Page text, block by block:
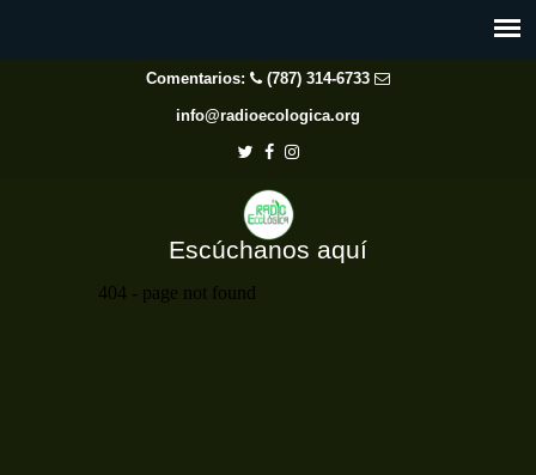
Comentarios: (787) 314-6733
info@radioecologica.org
Escúchanos aquí